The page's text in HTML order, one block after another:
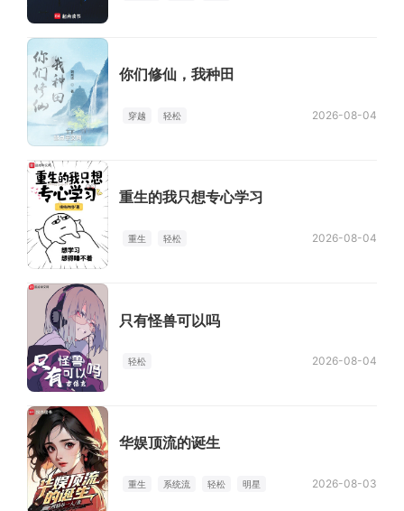
你们修仙，我种田
穿越 轻松 2026-08-04
重生的我只想专心学习
重生 轻松 2026-08-04
只有怪兽可以吗
轻松 2026-08-04
华娱顶流的诞生
重生 系统流 轻松 明星 2026-08-03